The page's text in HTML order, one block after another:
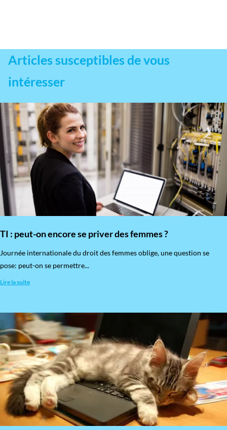
Articles susceptibles de vous
intéresser
TI : peut-on encore se priver des femmes ?
​Journée internationale du droit des femmes oblige, une question se
pose: peut-on se permettre...
Lire la suite